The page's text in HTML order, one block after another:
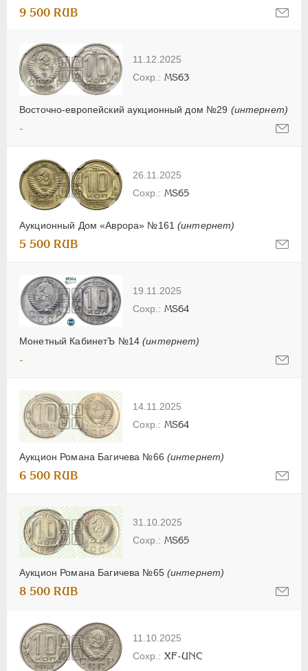
9 500 RUB
11.12.2025
Восточно-европейский аукционный дом №29 (интернет)
MS63
-
26.11.2025
Аукционный Дом «Аврора» №161(интернет)
MS65
5 500 RUB
19.11.2025
Монетный КабинетЪ №14(интернет)
MS64
-
14.11.2025
Аукцион Романа Багичева №66 (интернет)
MS64
6 500 RUB
31.10.2025
Аукцион Романа Багичева №65 (интернет)
MS65
8 500 RUB
11.10.2025
XF-UNC